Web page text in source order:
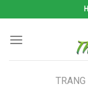
to
content
TRANG